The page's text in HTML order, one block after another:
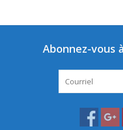
Abonnez-vous